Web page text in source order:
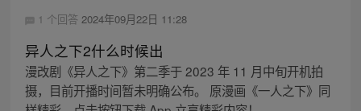
1 个回答 2024年09月22日 11:28
异人之下2什么时候出
漫改剧《异人之下》第二季于 2023 年 11 月中旬开机拍
摄，目前开播时间暂未明确公布。 原漫画《一人之下》同